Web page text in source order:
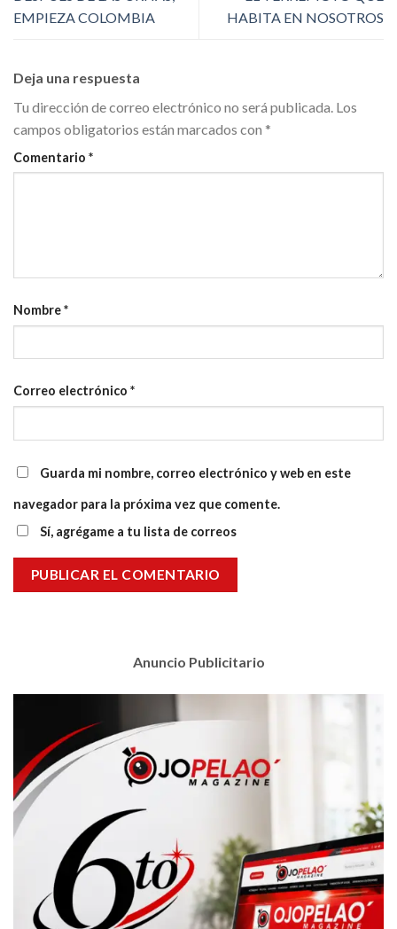
EMPIEZA COLOMBIA
HABITA EN NOSOTROS
Deja una respuesta
Tu dirección de correo electrónico no será publicada. Los
campos obligatorios están marcados con *
Comentario *
Nombre*
Correo electrónico *
Guarda mi nombre, correo electrónico y web en este
navegador para la próxima vez que comente.
Sí, agrégame a tu lista de correos
Anuncio Publicitario